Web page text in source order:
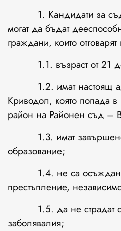
1. Кандидати за
могат да бъдат
граждани, които
1.1. възраст от 21
1.2. имат настоящ
Криводол, която попада
район на Районен съд –
1.3. имат завършено
образование;
1.4. не са осъждани
престъпление,
1.5. да не страдат от
заболявалия;